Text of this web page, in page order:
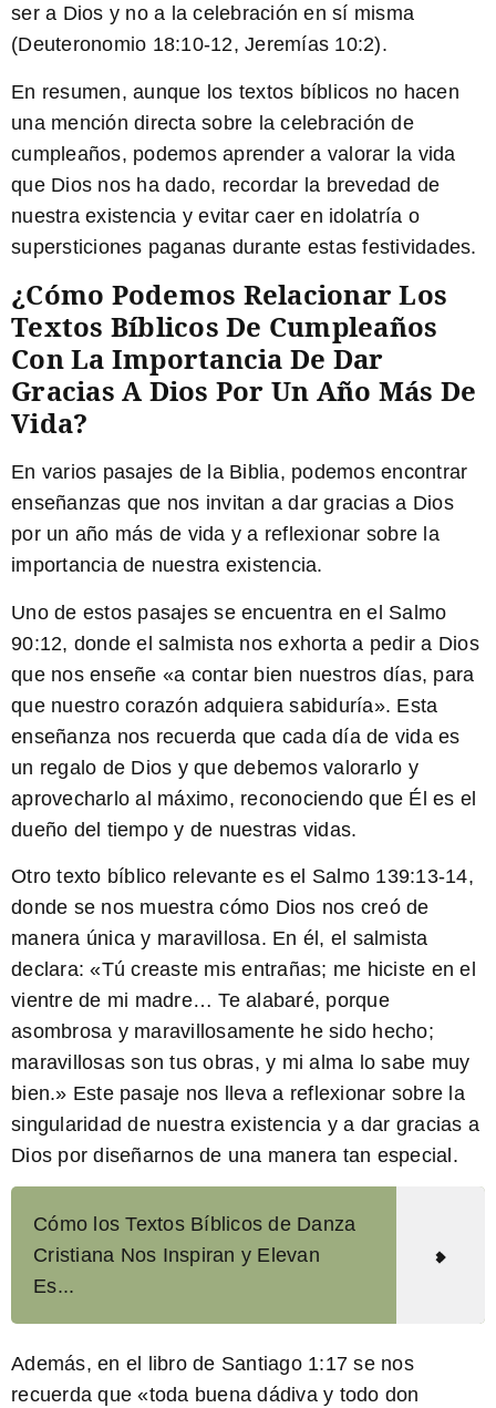
ser a Dios y no a la celebración en sí misma
(Deuteronomio 18:10-12, Jeremías 10:2).
En resumen, aunque los textos bíblicos no hacen
una mención directa sobre la celebración de
cumpleaños, podemos aprender a valorar la vida
que Dios nos ha dado, recordar la brevedad de
nuestra existencia y evitar caer en idolatría o
supersticiones paganas durante estas festividades.
¿Cómo Podemos Relacionar Los
Textos Bíblicos De Cumpleaños
Con La Importancia De Dar
Gracias A Dios Por Un Año Más De
Vida?
En varios pasajes de la Biblia, podemos encontrar
enseñanzas que nos invitan a dar gracias a Dios
por un año más de vida y a reflexionar sobre la
importancia de nuestra existencia.
Uno de estos pasajes se encuentra en el Salmo
90:12, donde el salmista nos exhorta a pedir a Dios
que nos enseñe «a contar bien nuestros días, para
que nuestro corazón adquiera sabiduría». Esta
enseñanza nos recuerda que cada día de vida es
un regalo de Dios y que debemos valorarlo y
aprovecharlo al máximo, reconociendo que Él es el
dueño del tiempo y de nuestras vidas.
Otro texto bíblico relevante es el Salmo 139:13-14,
donde se nos muestra cómo Dios nos creó de
manera única y maravillosa. En él, el salmista
declara: «Tú creaste mis entrañas; me hiciste en el
vientre de mi madre… Te alabaré, porque
asombrosa y maravillosamente he sido hecho;
maravillosas son tus obras, y mi alma lo sabe muy
bien.» Este pasaje nos lleva a reflexionar sobre la
singularidad de nuestra existencia y a dar gracias a
Dios por diseñarnos de una manera tan especial.
Cómo los Textos Bíblicos de Danza
Cristiana Nos Inspiran y Elevan
Es...
Además, en el libro de Santiago 1:17 se nos
recuerda que «toda buena dádiva y todo don